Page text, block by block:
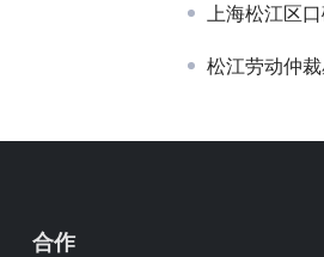
上海松江区
松江劳动仲
合作